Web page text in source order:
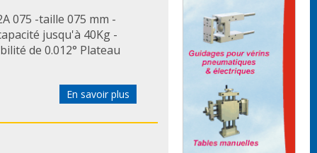
075 -taille 075 mm -
jusqu'à 40Kg -
de 0.012° Plateau
En savoir plus